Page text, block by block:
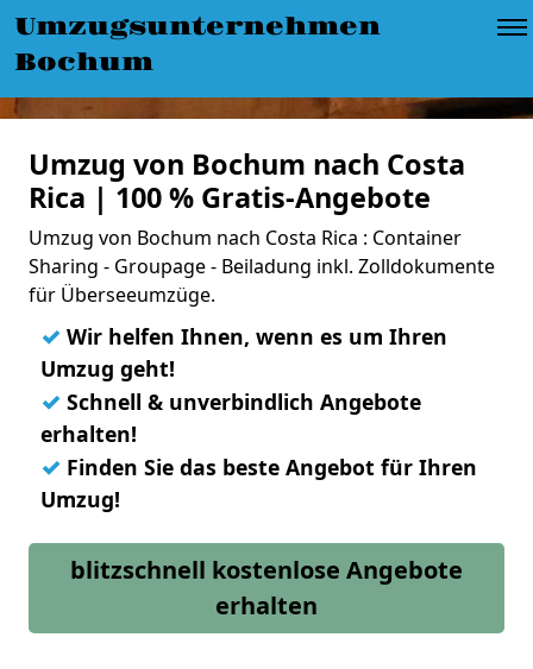
Umzugsunternehmen
Bochum
Umzug von Bochum nach Costa
Rica | 100 % Gratis-Angebote
Umzug von Bochum nach Costa Rica : Container
Sharing - Groupage - Beiladung inkl. Zolldokumente
für Überseeumzüge.
✓ Wir helfen Ihnen, wenn es um Ihren
Umzug geht!
✓ Schnell & unverbindlich Angebote
erhalten!
✓ Finden Sie das beste Angebot für Ihren
Umzug!
blitzschnell kostenlose Angebote
erhalten